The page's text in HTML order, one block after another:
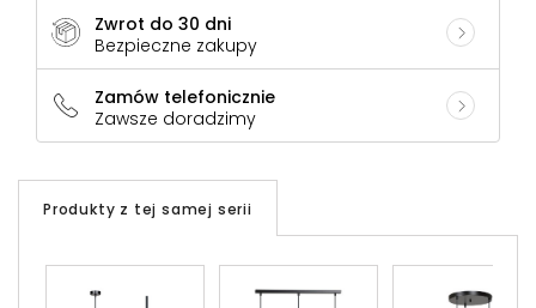
Zwrot do 30 dni
Bezpieczne zakupy
Zamów telefonicznie
Zawsze doradzimy
Produkty z tej samej serii